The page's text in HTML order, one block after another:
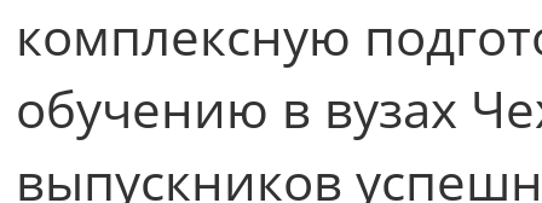
комплексную
обучению в вузах
выпускников